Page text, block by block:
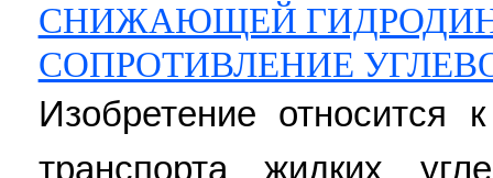
СНИЖАЮЩЕЙ
СОПРОТИВЛЕНИЕ
Изобретение относится
транспорта жидких